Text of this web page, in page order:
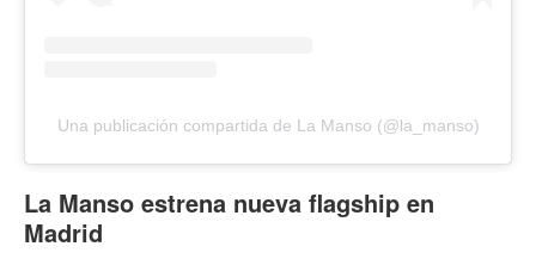
Una publicación compartida de La Manso (@la_manso)
La Manso estrena nueva flagship en
Madrid